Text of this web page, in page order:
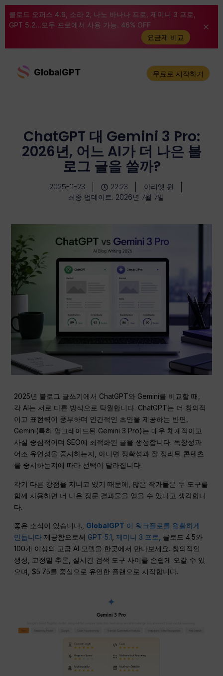
클로드 오퍼스 4.6, 소라 2, 나노 바나나 프로, 제미니 3 프로,
GPT 5.2...모두 프로에서 사용 가능. 46% OFF
요금제 비교
GlobalGPT 무료로 시작하기
ChatGPT 대 Gemini 3 Pro:
2026년, 어느 AI가 더 나은 블
로그 글을 쓸까?
2025-11-23 22:23
아리엣 윈
최종 업데이트: 2026년 7월 7일
2025년 블로그 글쓰기에서 ChatGPT와 Gemini를 비교할 때,
각 AI는 서로 다른 방식으로 탁월합니다. ChatGPT는 더 창의적
이고 표현력이 풍부하며 인간적인 초안을 제공하는 반면,
Gemini(특히 업그레이드된 Gemini 3 Pro)는 매우 체계적이고
사실 중심적이며 SEO에 최적화된 글을 생성합니다. 독창성과
어조 유연성을 중시하는지, 아니면 정확성과 잘 정리된 콘텐츠
를 중시하는지에 따라 선택이 달라집니다.
각기 다른 강점을 지니고 있기 때문에, 많은 작가들은 두 도구를
함께 사용하면 더 나은 장문 결과물을 얻을 수 있다고 생각합니
다.
좋은 소식이 있습니다., GlobalGPT 이 워크플로를 원활하게
만듭니다 제공함으로써 GPT-5.1 제미니 3 프로,
클로드 4.5와
100개 이상의 고급 AI 모델을 한곳에서 만나보세요. 창의적인
생성, 고정밀 추론, 실시간 검색 도구 사이를 손쉽게 오갈 수 있
으며, $5.75를 중심으로 유연한 플랜으로 시작합니다.